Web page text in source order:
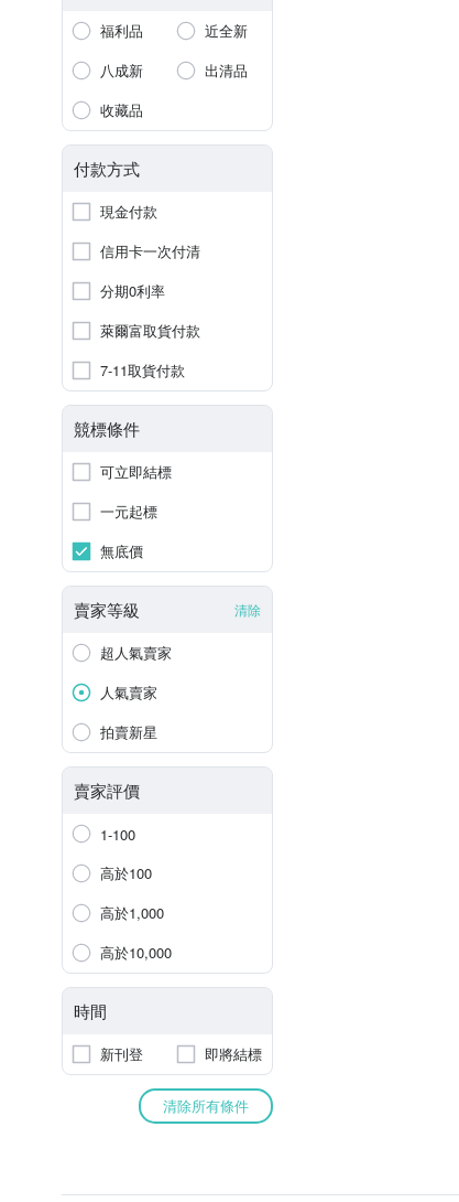
福利品
近全新
八成新
出清品
收藏品
付款方式
現金付款
信用卡一次付清
分期0利率
萊爾富取貨付款
7-11取貨付款
競標條件
可立即結標
一元起標
無底價
賣家等級 清除
超人氣賣家
人氣賣家
拍賣新星
賣家評價
1-100
高於100
高於1,000
高於10,000
時間
新刊登 即將結標
清除所有條件